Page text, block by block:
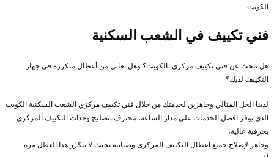
الكويت
فني تكييف في الشعب السكنية
هل تبحث عن فني تكييف مركزي بالكويت؟ وهل تعاني من أعطال متكررة في جهاز
التكييف لديك؟
لدينا الحل المثالي وجاهزين لخدمتك من خلال فني تكييف مركزي الشعب السكنية الكويت
الذي يوفر افضل الخدمات على مدار الساعة، محترف بتصليح وحدات التكييف المركزي
بحرفية عالية،
وجاهز لإصلاح جميع اعطال التكييف المركزى وصيانته بحيث لا يتكرر هذا العطل مرة